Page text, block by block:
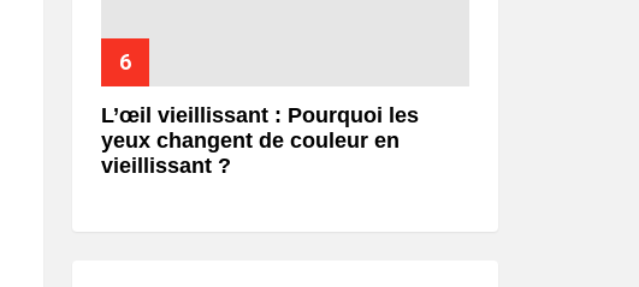
L’œil vieillissant : Pourquoi les
yeux changent de couleur en
vieillissant ?